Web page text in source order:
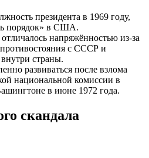
президента в 1969 году,
порядок» в США.
напряжённостью из-за
с СССР и
страны.
развиваться после взлома
национальной комиссии в
в июне 1972 года.
скандала